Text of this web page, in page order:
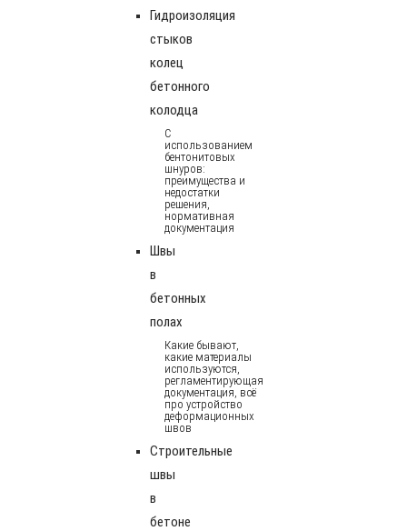
Гидроизоляция
стыков
колец
бетонного
колодца
С
использованием
бентонитовых
шнуров:
преимущества и
недостатки
решения,
нормативная
документация
Швы
в
бетонных
полах
Какие бывают,
какие материалы
используются,
регламентирующая
документация, всё
про устройство
деформационных
швов
Строительные
швы
в
бетоне